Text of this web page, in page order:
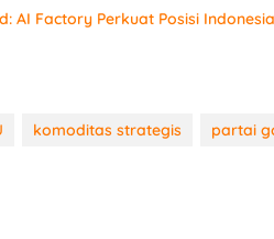
AI Factory Perkuat Posisi
komoditas strategis partai